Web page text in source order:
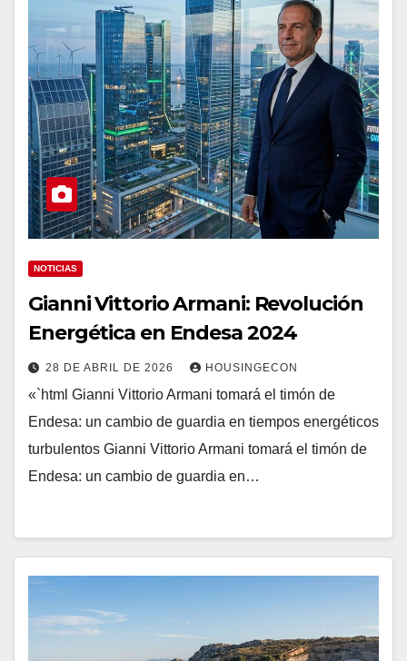
NOTICIAS
Gianni Vittorio Armani: Revolución
Energética en Endesa 2024
28 DE ABRIL DE 2026 HOUSINGECON
«`html Gianni Vittorio Armani tomará el timón de
Endesa: un cambio de guardia en tiempos energéticos
turbulentos Gianni Vittorio Armani tomará el timón de
Endesa: un cambio de guardia en…